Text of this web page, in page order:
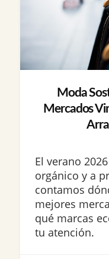
Moda
Mercados
El verano
orgánico y a
contamos
mejores
qué marcas
tu atención.